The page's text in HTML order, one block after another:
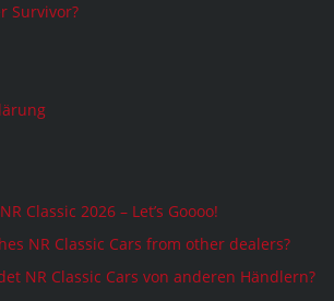
Survivor?
Classic 2026 – Let’s Goooo!
NR Classic Cars from other dealers?
NR Classic Cars von anderen Händlern?